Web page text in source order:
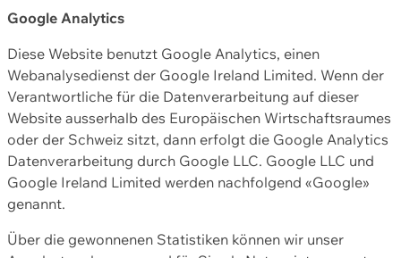
Google Analytics
Diese Website benutzt Google Analytics, einen
Webanalysedienst der Google Ireland Limited. Wenn der
Verantwortliche für die Datenverarbeitung auf dieser
Website ausserhalb des Europäischen Wirtschaftsraumes
oder der Schweiz sitzt, dann erfolgt die Google Analytics
Datenverarbeitung durch Google LLC. Google LLC und
Google Ireland Limited werden nachfolgend «Google»
genannt.
Über die gewonnenen Statistiken können wir unser